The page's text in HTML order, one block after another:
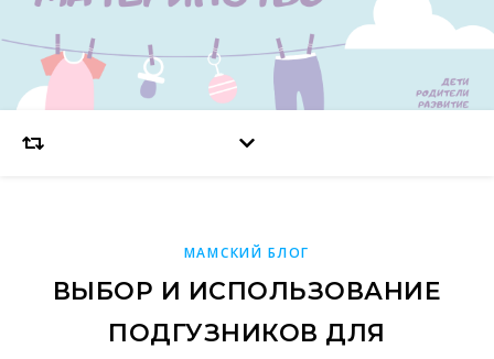
МАМСКИЙ БЛОГ
ВЫБОР И ИСПОЛЬЗОВАНИЕ
ПОДГУЗНИКОВ ДЛЯ